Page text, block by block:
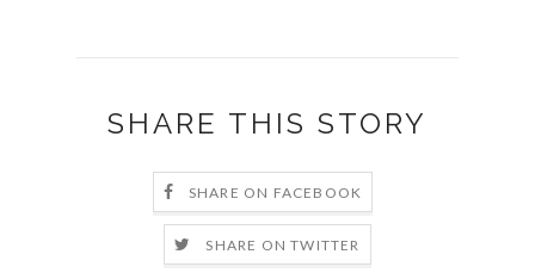
SHARE THIS STORY
SHARE ON FACEBOOK
SHARE ON TWITTER